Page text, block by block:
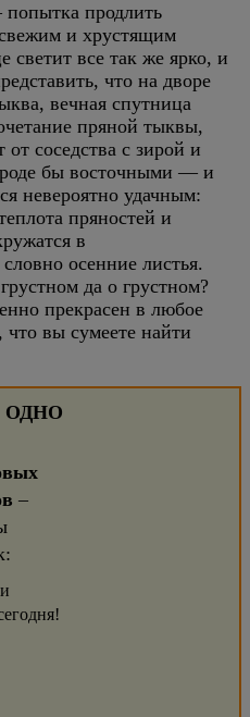
продлить
и хрустящим
светит все так же ярко, и
что на дворе
вечная спутница
пряной тыквы,
соседства с зирой и
бы восточными — и
невероятно удачным:
пряностей и
в
осенние листья.
да о грустном?
прекрасен в любое
вы сумеете найти
ОДНО
–